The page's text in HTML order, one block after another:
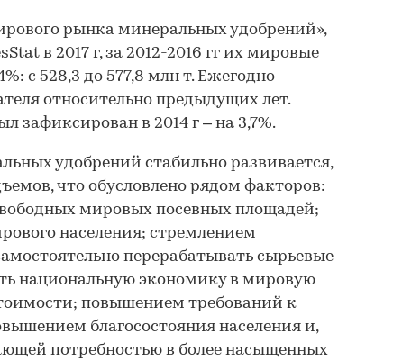
рынка минеральных удобрений»,
в 2017 г, за 2012-2016 гг их мировые
с 528,3 до 577,8 млн т. Ежегодно
относительно предыдущих лет.
зафиксирован в 2014 г – на 3,7%.
удобрений стабильно развивается,
что обусловлено рядом факторов:
мировых посевных площадей;
населения; стремлением
перерабатывать сырьевые
национальную экономику в мировую
повышением требований к
благосостояния населения и,
потребностью в более насыщенных